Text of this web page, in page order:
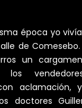
época yo
de
un
los
doctores